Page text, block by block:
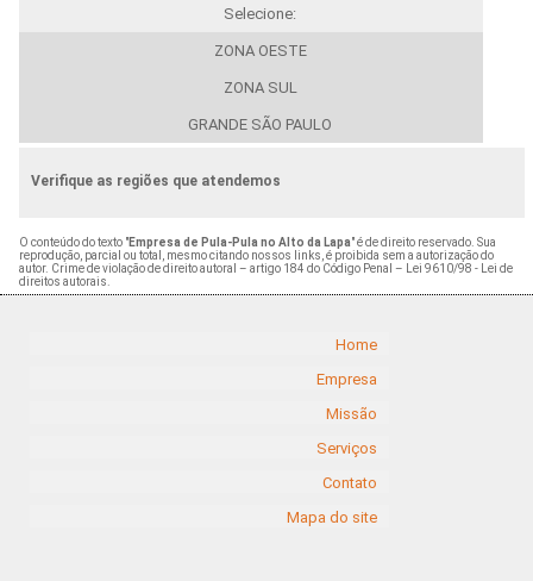
Selecione:
ZONA OESTE
ZONA SUL
GRANDE SÃO PAULO
Verifique as regiões que atendemos
O conteúdo do texto "Empresa de Pula-Pula no Alto da Lapa" é de direito reservado. Sua
reprodução, parcial ou total, mesmo citando nossos links, é proibida sem a autorização do
autor. Crime de violação de direito autoral – artigo 184 do Código Penal –
Lei 9610/98 - Lei de
direitos autorais
Home
Empresa
Missão
Serviços
Contato
Mapa do site